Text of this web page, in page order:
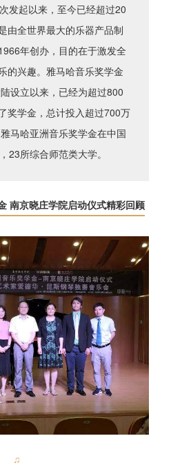
发起以来，至今已经超过20
由全世界最大的乐器产品制
年创办，目的在于激发全
的兴趣。雅马哈音乐奖学金
设立以来，已经为超过800
奖学金，总计投入超过700万
马哈亚洲音乐奖学金在中国
23所综合师范类大学。
南京晓庄学院启动仪式精彩回顾
♫